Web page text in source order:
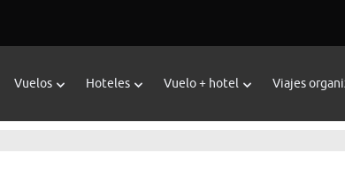
Vuelos Hoteles Vuelo + hotel Viajes